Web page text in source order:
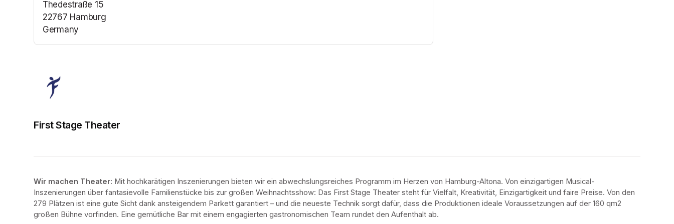
Thedestraße 15
22767 Hamburg
Germany
First Stage Theater
Wir machen Theater: Mit hochkarätigen Inszenierungen bieten wir ein abwechslungsreiches Programm im Herzen von Hamburg-Altona. Von einzigartigen Musical-
Inszenierungen über fantasievolle Familienstücke bis zur großen Weihnachtsshow: Das First Stage Theater steht für Vielfalt, Kreativität, Einzigartigkeit und faire Preise. Von den
279 Plätzen ist eine gute Sicht dank ansteigendem Parkett garantiert – und die neueste Technik sorgt dafür, dass die Produktionen ideale Voraussetzungen auf der 160 qm2
großen Bühne vorfinden. Eine gemütliche Bar mit einem engagierten gastronomischen Team rundet den Aufenthalt ab.